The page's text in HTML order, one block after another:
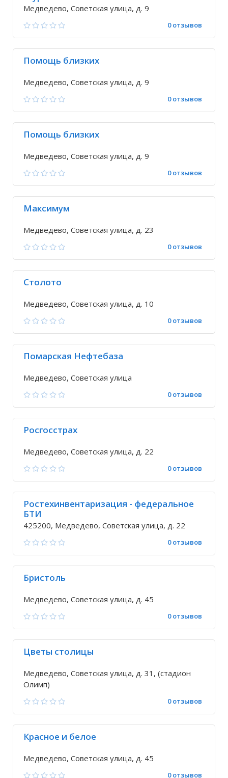
Медведево, Советская улица, д. 9
0 отзывов
Помощь близких
Медведево, Советская улица, д. 9
0 отзывов
Помощь близких
Медведево, Советская улица, д. 9
0 отзывов
Максимум
Медведево, Советская улица, д. 23
0 отзывов
Столото
Медведево, Советская улица, д. 10
0 отзывов
Помарская Нефтебаза
Медведево, Советская улица
0 отзывов
Росгосстрах
Медведево, Советская улица, д. 22
0 отзывов
Ростехинвентаризация - федеральное
БТИ
425200, Медведево, Советская улица, д. 22
0 отзывов
Бристоль
Медведево, Советская улица, д. 45
0 отзывов
Цветы столицы
Медведево, Советская улица, д. 31, (стадион
Олимп)
0 отзывов
Красное и белое
Медведево, Советская улица, д. 45
0 отзывов